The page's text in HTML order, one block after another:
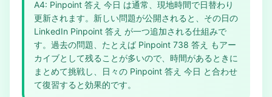
A4: Pinpoint 答え 今日 は通常、現地時間で日替わり
更新されます。新しい問題が公開されると、その日の
LinkedIn Pinpoint 答え が一つ追加される仕組みで
す。過去の問題、たとえば Pinpoint 738 答え もアー
カイブとして残ることが多いので、時間があるときに
まとめて挑戦し、日々の Pinpoint 答え 今日 と合わせ
て復習すると効果的です。